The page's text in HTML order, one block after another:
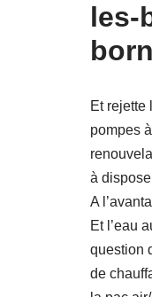
les-
Et rejette
pompes
à
A
Et l’eau
question
de